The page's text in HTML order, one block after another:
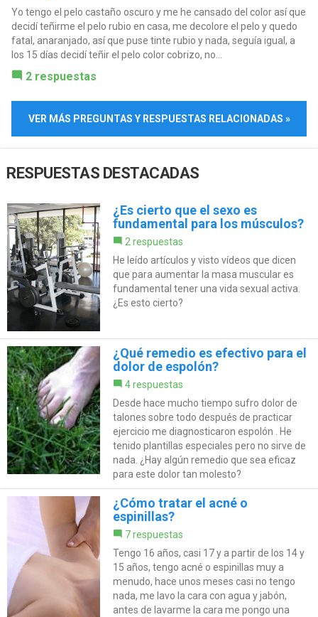
Yo tengo el pelo castaño oscuro y me he cansado del color así que
decidí teñirme el pelo rubio en casa, me decolore el pelo y quedo
fatal, anaranjado, así que puse tinte rubio y nada, seguía igual, a
los 15 días decidí teñir el pelo color cobrizo, no...
2 respuestas
VER MÁS PREGUNTAS Y RESPUESTAS RELACIONADAS »
RESPUESTAS DESTACADAS
¿Es cierto que el sexo es
fundamental para los músculos?
2 respuestas
He leído artículos y visto vídeos que dicen
que para aumentar la masa muscular es
fundamental tener una vida sexual activa.
¿Es esto cierto?
¿Qué remedio es efectivo para el
dolor de espolón?
4 respuestas
Desde hace mucho tiempo sufro dolor de
talones sobre todo después de practicar
ejercicio me diagnosticaron espolón . He
tenido plantillas especiales pero no sirve de
nada. ¿Hay algún remedio que sea eficaz
para este dolor tan molesto?
¿Cómo tratar el acné o
espinillas?
7 respuestas
Tengo 16 años, casi 17 y a partir de los 14 y
15 años, tengo acné o espinillas muy a
menudo, hace unos meses casi no tengo
nada, me lavo la cara con agua y jabón,
antes de lavarme la cara me pongo una